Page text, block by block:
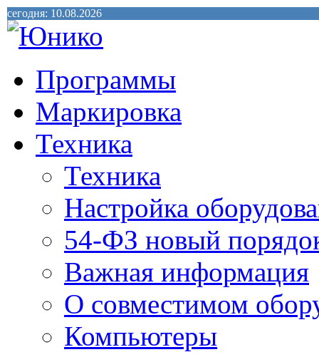
сегодня: 10.08.2026
Программы
Маркировка
Техника
Техника
Настройка
54-ФЗ новый
Важная информация
О совместимом
Компьютеры